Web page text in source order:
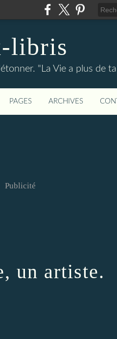
libris
"La Vie a plus de
PAGES ARCHIVES
Publicité
un artiste.